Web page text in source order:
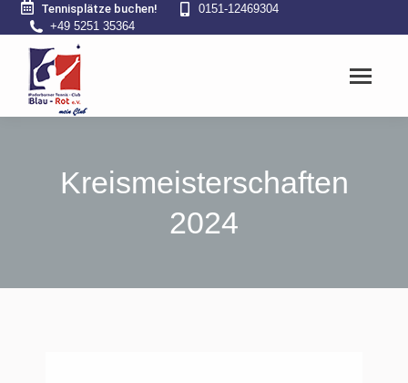
Tennisplätze buchen!
0151-12469304
+49 5251 35364
Kreismeisterschaften
2024